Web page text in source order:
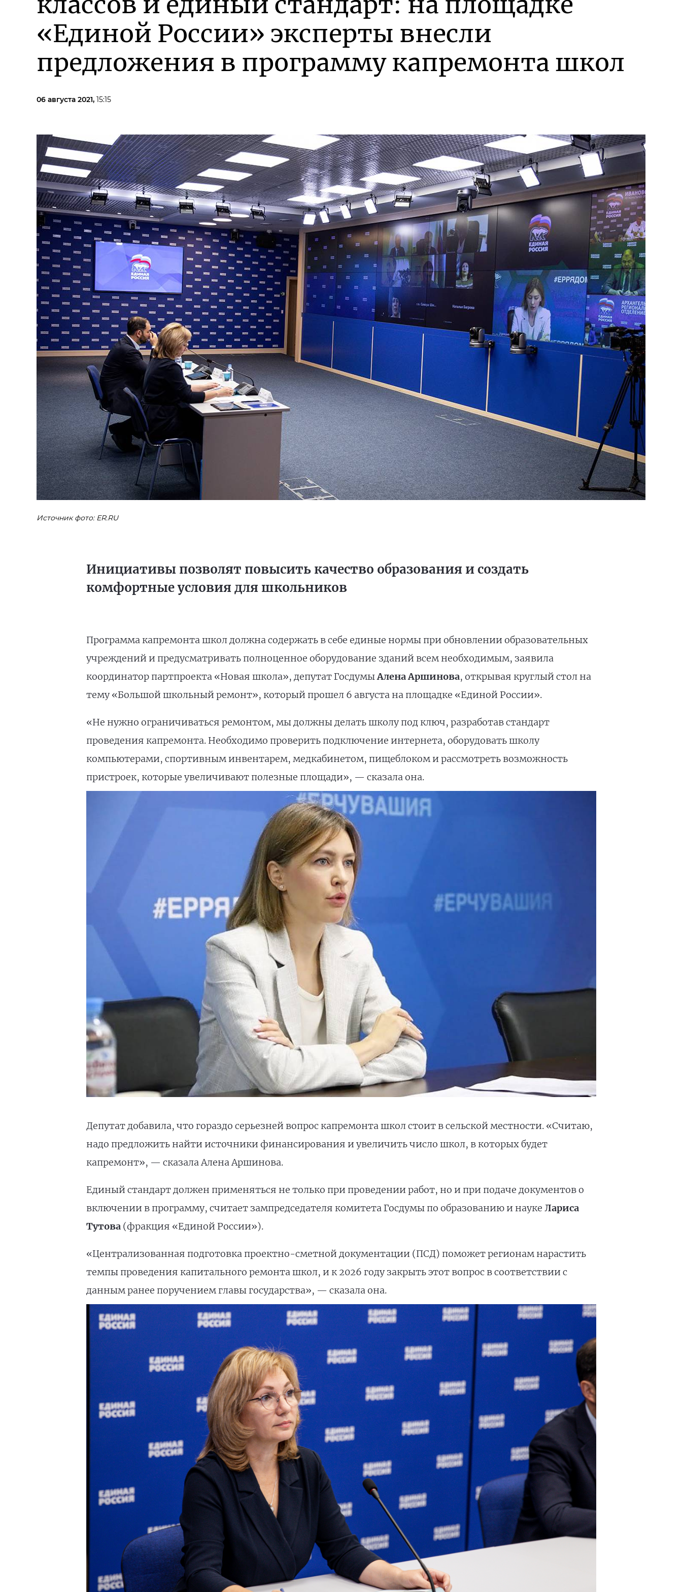
«Единой России» эксперты внесли
предложения в программу капремонта школ
06 августа 2021, 15:15
Источник фото: ER.RU
Инициативы позволят повысить качество образования и создать
комфортные условия для школьников
Программа капремонта школ должна содержать в себе единые нормы при обновлении образовательных
учреждений и предусматривать полноценное оборудование зданий всем необходимым, заявила
координатор партпроекта «Новая школа», депутат ГосдумыАлена Аршинова, открывая круглый стол на
тему «Большой школьный ремонт», который прошел 6 августа на площадке «Единой России».
«Не нужно ограничиваться ремонтом, мы должны делать школу под ключ, разработав стандарт
проведения капремонта. Необходимо проверить подключение интернета, оборудовать школу
компьютерами, спортивным инвентарем, медкабинетом, пищеблоком и рассмотреть возможность
пристроек, которые увеличивают полезные площади», — сказала она.
Депутат добавила, что гораздо серьезней вопрос капремонта школ стоит в сельской местности. «Считаю,
надо предложить найти источники финансирования и увеличить число школ, в которых будет
капремонт», — сказала Алена Аршинова.
Единый стандарт должен применяться не только при проведении работ, но и при подаче документов о
включении в программу, считает зампредседателя комитета Госдумы по образованию и науке Лариса
Тутова(фракция «Единой России»).
«Централизованная подготовка проектно-сметной документации (ПСД) поможет регионам нарастить
темпы проведения капитального ремонта школ, и к 2026 году закрыть этот вопрос в соответствии с
данным ранее поручением главы государства», — сказала она.